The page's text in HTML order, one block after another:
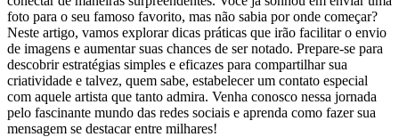
foto para o seu famoso favorito, mas não sabia por ⁢onde começar?
Neste artigo,‌ vamos ‍explorar​ dicas práticas que irão facilitar o envio
de imagens e aumentar suas chances de⁣ ser notado. Prepare-se para
descobrir estratégias‍ simples‍ e eficazes ‌para compartilhar⁢ sua
criatividade e talvez, quem ‌sabe,‍ estabelecer ⁢um contato especial
com ⁤aquele artista que tanto admira. Venha conosco nessa jornada⁢
pelo ​fascinante mundo das ‌redes‌ sociais e aprenda como ​fazer sua
mensagem se destacar entre milhares!